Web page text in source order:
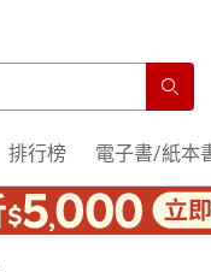
排行榜 電子書/紙本